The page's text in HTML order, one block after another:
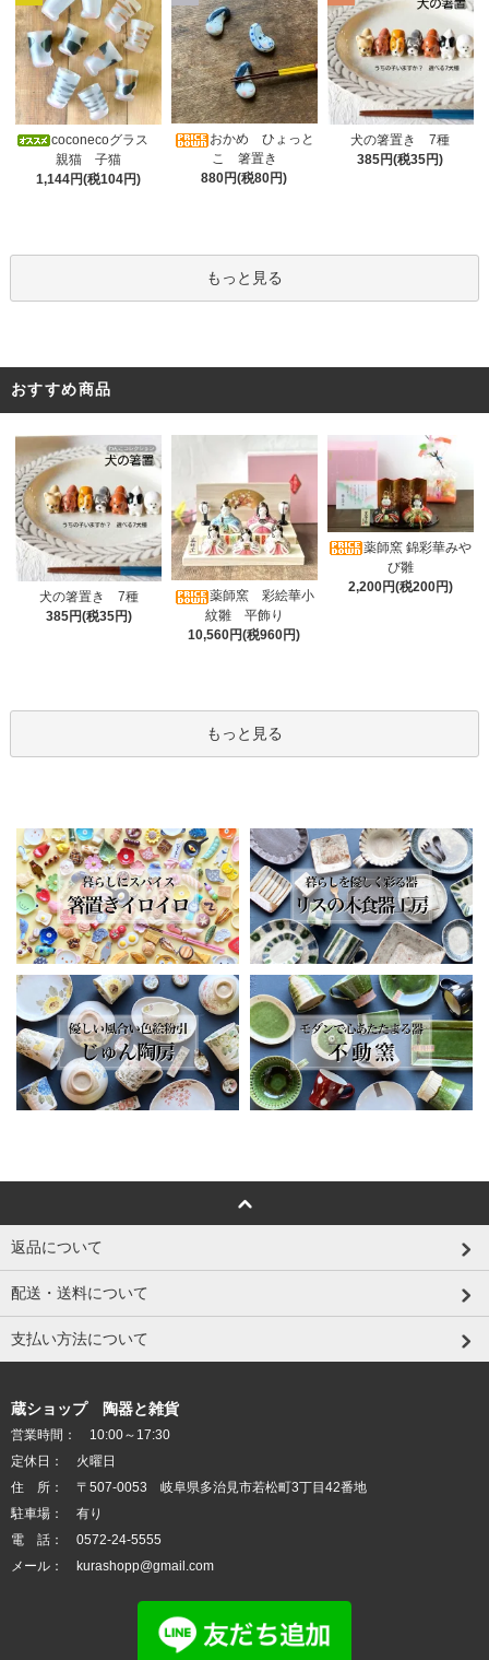
coconecoグラス
親猫 子猫
1,144円(税104円)
おかめ ひょっと
こ 箸置き
880円(税80円)
犬の箸置き 7種
385円(税35円)
もっと見る
おすすめ商品
犬の箸置き 7種
385円(税35円)
薬師窯 彩絵華小
紋雛 平飾り
10,560円(税960円)
薬師窯 錦彩華みや
び雛
2,200円(税200円)
もっと見る
返品について
配送・送料について
支払い方法について
蔵ショップ 陶器と雑貨
営業時間： 10:00～17:30
定休日： 火曜日
住 所： 〒507-0053 岐阜県多治見市若松町3丁目42番地
駐車場： 有り
電 話： 0572-24-5555
メール： kurashopp@gmail.com